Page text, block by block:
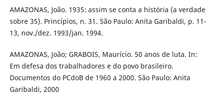
AMAZONAS, João. 1935: assim se conta a história (a verdade
sobre 35). Princípios, n. 31. São Paulo: Anita Garibaldi, p. 11-
13, nov./dez. 1993/jan. 1994.
AMAZONAS, João; GRABOIS, Maurício. 50 anos de luta. In:
Em defesa dos trabalhadores e do povo brasileiro.
Documentos do PCdoB de 1960 a 2000. São Paulo: Anita
Garibaldi, 2000